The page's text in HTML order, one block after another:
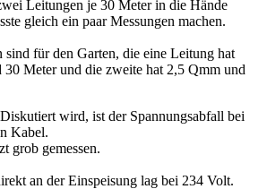
Leitungen je 30 Meter in die Hände
gleich ein paar Messungen machen.
sind für den Garten, die eine Leitung hat
Meter und die zweite hat 2,5 Qmm und
wird, ist der Spannungsabfall bei
Kabel.
grob gemessen.
an der Einspeisung lag bei 234 Volt.